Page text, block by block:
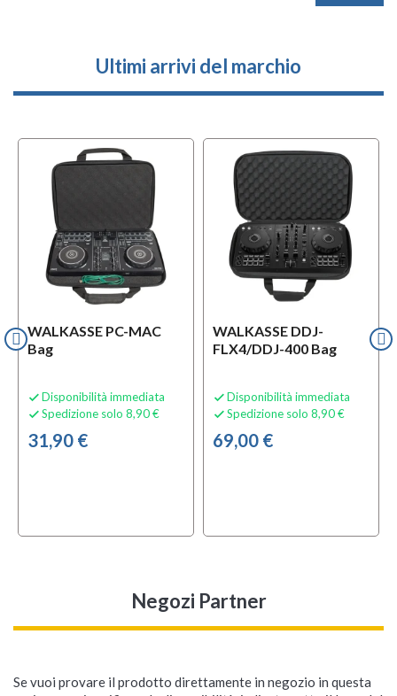
Ultimi arrivi del marchio
WALKASSE PC-MAC
Bag
 Disponibilità immediata
 Spedizione solo 8,90 €
31,90 €
WALKASSE DDJ-
FLX4/DDJ-400 Bag
 Disponibilità immediata
 Spedizione solo 8,90 €
69,00 €
Negozi Partner
Se vuoi provare il prodotto direttamente in negozio in questa